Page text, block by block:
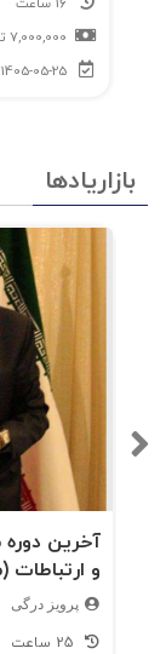
7,000,000
1405-05-25
بازاریادها
آخرین
و ارتباطات
پرویز درگی